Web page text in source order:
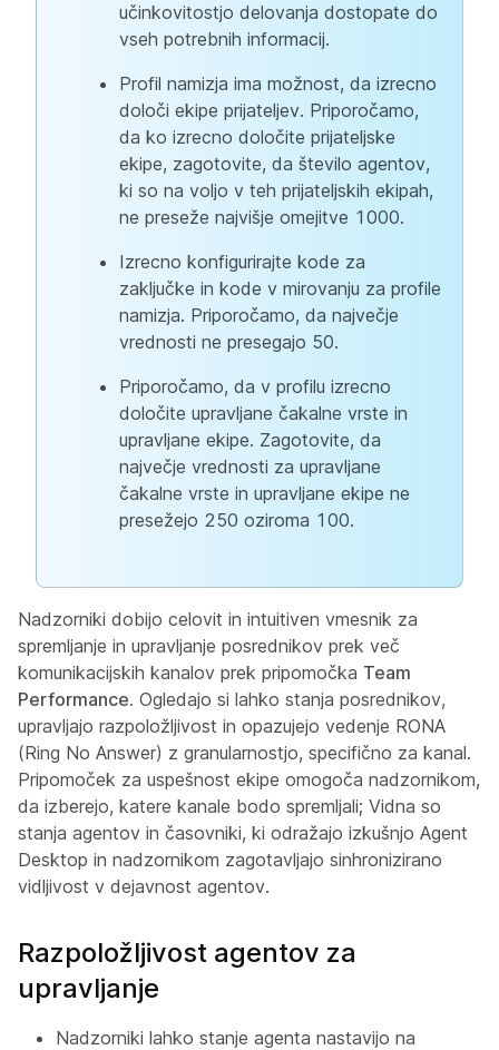
učinkovitostjo delovanja dostopate do
vseh potrebnih informacij.
Profil namizja ima možnost, da izrecno
določi ekipe prijateljev. Priporočamo,
da ko izrecno določite prijateljske
ekipe, zagotovite, da število agentov,
ki so na voljo v teh prijateljskih ekipah,
ne preseže najvišje omejitve 1000.
Izrecno konfigurirajte kode za
zaključke in kode v mirovanju za profile
namizja. Priporočamo, da največje
vrednosti ne presegajo 50.
Priporočamo, da v profilu izrecno
določite upravljane čakalne vrste in
upravljane ekipe. Zagotovite, da
največje vrednosti za upravljane
čakalne vrste in upravljane ekipe ne
presežejo 250 oziroma 100.
Nadzorniki dobijo celovit in intuitiven vmesnik za
spremljanje in upravljanje posrednikov prek več
komunikacijskih kanalov prek pripomočka Team
Performance. Ogledajo si lahko stanja posrednikov,
upravljajo razpoložljivost in opazujejo vedenje RONA
(Ring No Answer) z granularnostjo, specifično za kanal.
Pripomoček za uspešnost ekipe omogoča nadzornikom,
da izberejo, katere kanale bodo spremljali; Vidna so
stanja agentov in časovniki, ki odražajo izkušnjo Agent
Desktop in nadzornikom zagotavljajo sinhronizirano
vidljivost v dejavnost agentov.
Razpoložljivost agentov za
upravljanje
Nadzorniki lahko stanje agenta nastavijo na